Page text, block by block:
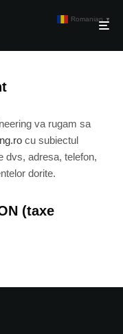
va rugam sa
cu subiectul
dvs, adresa, telefon,
dorite.
(taxe
Romanian ▼